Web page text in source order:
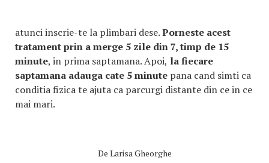
atunci inscrie-te la plimbari dese.Porneste acest
tratament prin a merge 5 zile din 7, timp de 15
minute, in prima saptamana. Apoi, la fiecare
saptamana adauga cate 5 minute pana cand simti ca
conditia fizica te ajuta ca parcurgi distante din ce in ce
mai mari.
De Larisa Gheorghe